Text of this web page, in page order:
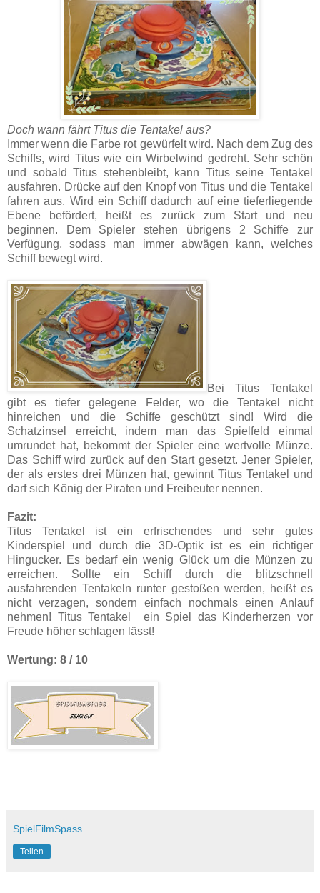
Doch wann fährt Titus die Tentakel aus?
Immer wenn die Farbe rot gewürfelt wird. Nach dem Zug des
Schiffs, wird Titus wie ein Wirbelwind gedreht. Sehr schön
und sobald Titus stehenbleibt, kann Titus seine Tentakel
ausfahren. Drücke auf den Knopf von Titus und die Tentakel
fahren aus. Wird ein Schiff dadurch auf eine tieferliegende
Ebene befördert, heißt es zurück zum Start und neu
beginnen. Dem Spieler stehen übrigens 2 Schiffe zur
Verfügung, sodass man immer abwägen kann, welches
Schiff bewegt wird.
Bei Titus Tentakel
gibt es tiefer gelegene Felder, wo die Tentakel nicht
hinreichen und die Schiffe geschützt sind! Wird die
Schatzinsel erreicht, indem man das Spielfeld einmal
umrundet hat, bekommt der Spieler eine wertvolle Münze.
Das Schiff wird zurück auf den Start gesetzt. Jener Spieler,
der als erstes drei Münzen hat, gewinnt Titus Tentakel und
darf sich König der Piraten und Freibeuter nennen.
Fazit:
Titus Tentakel ist ein erfrischendes und sehr gutes
Kinderspiel und durch die 3D-Optik ist es ein richtiger
Hingucker. Es bedarf ein wenig Glück um die Münzen zu
erreichen. Sollte ein Schiff durch die blitzschnell
ausfahrenden Tentakeln runter gestoßen werden, heißt es
nicht verzagen, sondern einfach nochmals einen Anlauf
nehmen! Titus Tentakel ein Spiel das Kinderherzen vor
Freude höher schlagen lässt!
Wertung: 8 / 10
SpielFilmSpass
Teilen